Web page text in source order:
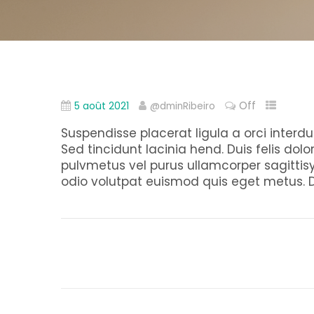
5 août 2021 @dminRibeiro Off
Suspendisse placerat ligula a orci
Sed tincidunt lacinia hend. Duis felis
pulvmetus vel purus ullamcorper
odio volutpat euismod quis eget metus.